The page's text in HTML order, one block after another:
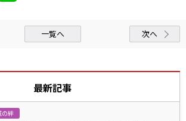
一覧へ 次へ
最新記事
の絆